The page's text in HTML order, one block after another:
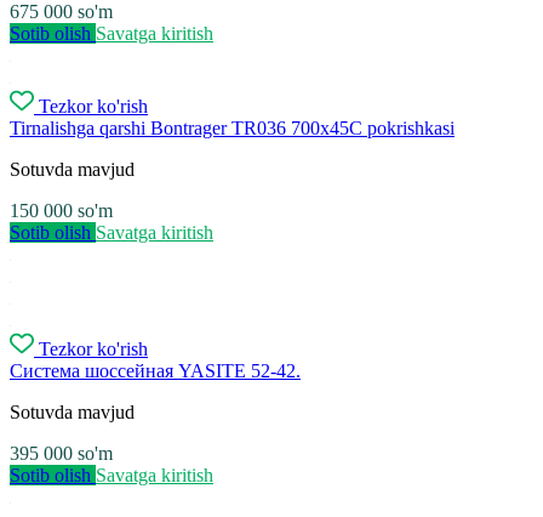
675 000 so'm
Sotib olish Savatga kiritish
Tezkor ko'rish
Tirnalishga qarshi Bontrager TR036 700x45C pokrishkasi
Sotuvda mavjud
150 000 so'm
Sotib olish Savatga kiritish
Tezkor ko'rish
Система шоссейная YASITE 52-42.
Sotuvda mavjud
395 000 so'm
Sotib olish Savatga kiritish